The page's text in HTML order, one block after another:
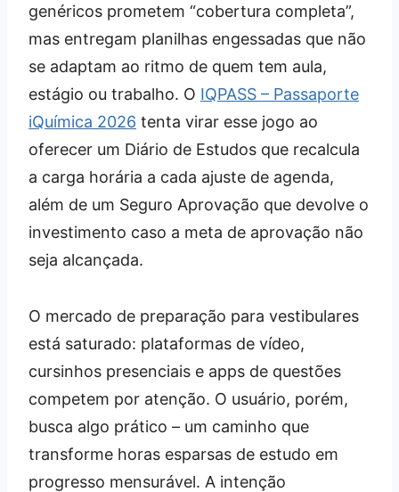
genéricos prometem “cobertura completa”,
mas entregam planilhas engessadas que não
se adaptam ao ritmo de quem tem aula,
estágio ou trabalho. O IQPASS – Passaporte
iQuímica 2026 tenta virar esse jogo ao
oferecer um Diário de Estudos que recalcula
a carga horária a cada ajuste de agenda,
além de um Seguro Aprovação que devolve o
investimento caso a meta de aprovação não
seja alcançada.
O mercado de preparação para vestibulares
está saturado: plataformas de vídeo,
cursinhos presenciais e apps de questões
competem por atenção. O usuário, porém,
busca algo prático – um caminho que
transforme horas esparsas de estudo em
progresso mensurável. A intenção